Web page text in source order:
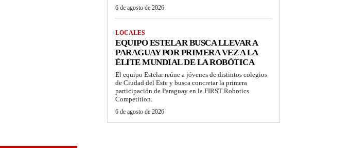
6 de agosto de 2026
LOCALES
EQUIPO ESTELAR BUSCA LLEVAR A
PARAGUAY POR PRIMERA VEZ A LA
ÉLITE MUNDIAL DE LA ROBÓTICA
El equipo Estelar reúne a jóvenes de distintos colegios
de Ciudad del Este y busca concretar la primera
participación de Paraguay en la FIRST Robotics
Competition.
6 de agosto de 2026